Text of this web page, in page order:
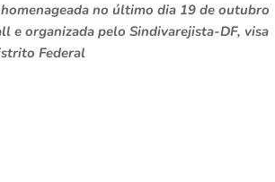
no último dia 19 de outubro
e organizada pelo Sindivarejista-DF, visa
Federal